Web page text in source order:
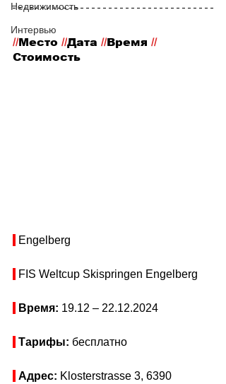
Недвижимость
Интервью
//Место //Дата //Время //
Стоимость
Engelberg
FIS Weltcup Skispringen Engelberg
Время: 19.12 – 22.12.2024
Тарифы: бесплатно
Адрес: Klosterstrasse 3, 6390